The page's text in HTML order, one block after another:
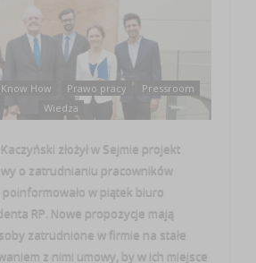
Know How Prawo pracy
Pressroom
Wiedza
złożył w Sejmie projekt
o zatrudnianiu pracowników
w piątek biuro
RP. Nowe propozycje mają
zatrudnione w firmie na stałe
z nimi umowy, by w ich miejsce